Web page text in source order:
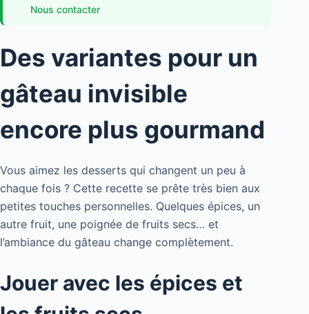
Nous contacter
Des variantes pour un
gâteau invisible
encore plus gourmand
Vous aimez les desserts qui changent un peu à
chaque fois ? Cette recette se prête très bien aux
petites touches personnelles. Quelques épices, un
autre fruit, une poignée de fruits secs… et
l’ambiance du gâteau change complètement.
Jouer avec les épices et